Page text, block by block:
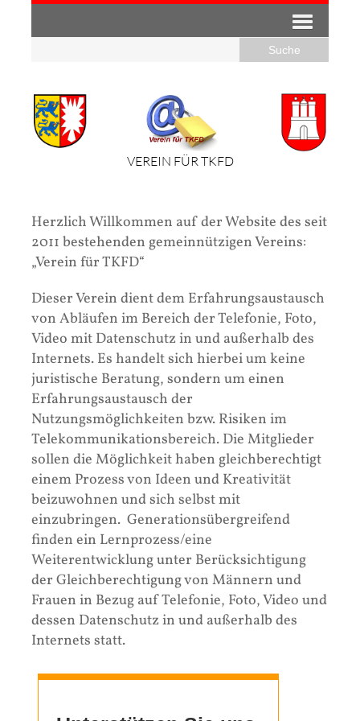
VEREIN FÜR TKFD
Herzlich Willkommen auf der Website des seit
2011 bestehenden gemeinnützigen Vereins:
„Verein für TKFD“
Dieser Verein dient dem Erfahrungsaustausch
von Abläufen im Bereich der Telefonie, Foto,
Video mit Datenschutz in und außerhalb des
Internets. Es handelt sich hierbei um keine
juristische Beratung, sondern um einen
Erfahrungsaustausch der
Nutzungsmöglichkeiten bzw. Risiken im
Telekommunikationsbereich. Die Mitglieder
sollen die Möglichkeit haben gleichberechtigt
einem Prozess von Ideen und Kreativität
beizuwohnen und sich selbst mit
einzubringen. Generationsübergreifend
finden ein Lernprozess/eine
Weiterentwicklung unter Berücksichtigung
der Gleichberechtigung von Männern und
Frauen in Bezug auf Telefonie, Foto, Video und
dessen Datenschutz in und außerhalb des
Internets statt.